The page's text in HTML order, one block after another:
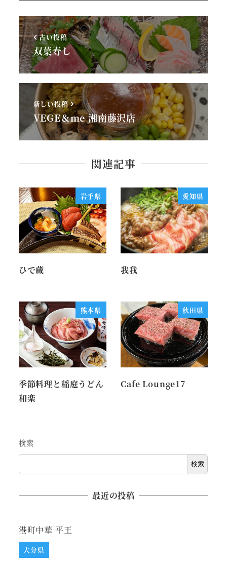
古い投稿
双葉寿し
新しい投稿
VEGE＆me 湘南藤沢店
関連記事
岩手県
ひで蔵
愛知県
我我
熊本県
季節料理と稲庭うどん
和楽
秋田県
Cafe Lounge17
検索
検索
最近の投稿
港町中華 平王
大分県